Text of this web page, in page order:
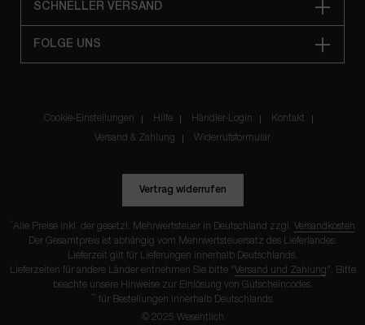
SCHNELLER VERSAND
FOLGE UNS
Cookie-Einstellungen Hilfe Händler-Login Kontakt
Versand & Zahlung Widerrufsformular
Vertrag widerrufen
Alle Preise inkl. der gesetzl. Mehrwertsteuer in Deutschland zzgl. Versandkosten
Der Gesamtpreis ist abhängig vom Mehrwertsteuersatz des Lieferlandes.
Lieferzeit gilt für Lieferungen innerhalb Deutschlands.
Lieferzeiten für andere Länder entnehmen Sie bitte "Versand und Zahlung ". Bitte
beachte unsere Hinweise zur Einlösung von Gutscheincodes.
für Bestellungen innerhalb Deutschlands.
© 2025 Wesentlich